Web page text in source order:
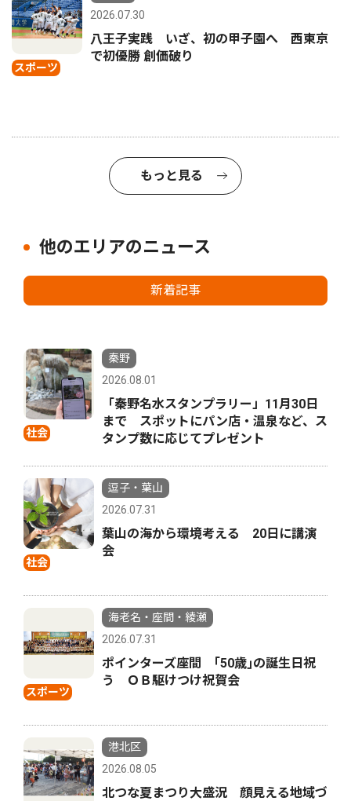
スポーツ
2026.07.30
八王子実践 いざ、初の甲子園へ 西東京
で初優勝 創価破り
もっと見る
他のエリアのニュース
新着記事
社会
秦野
2026.08.01
「秦野名水スタンプラリー」11月30日
まで スポットにパン店・温泉など、ス
タンプ数に応じてプレゼント
社会
逗子・葉山
2026.07.31
葉山の海から環境考える 20日に講演
会
スポーツ
海老名・座間・綾瀬
2026.07.31
ポインターズ座間 ｢50歳｣の誕生日祝
う ＯＢ駆けつけ祝賀会
港北区
2026.08.05
北つな夏まつり大盛況 顔見える地域づ